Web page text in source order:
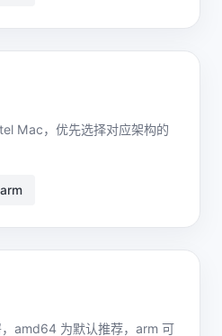
Mac，优先选择对应架构的
amd64 为默认推荐，arm 可